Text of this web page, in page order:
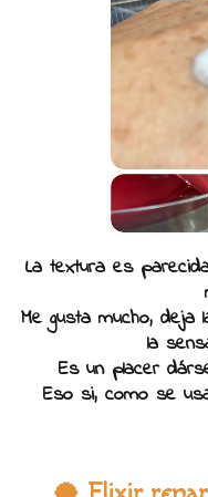
La textura es
Me gusta mucho,
la
Es un placer
Eso si, como se